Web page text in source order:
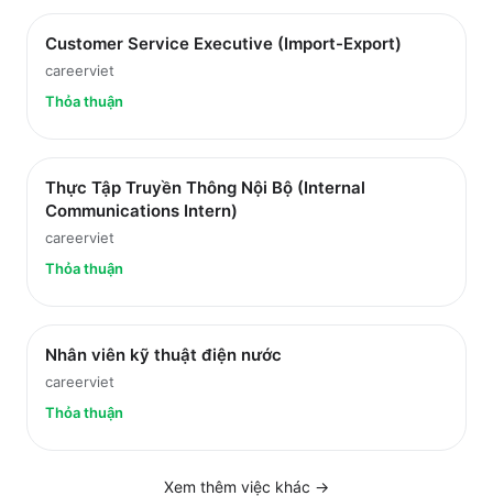
Customer Service Executive (Import-Export)
careerviet
Thỏa thuận
Thực Tập Truyền Thông Nội Bộ (Internal
Communications Intern)
careerviet
Thỏa thuận
Nhân viên kỹ thuật điện nước
careerviet
Thỏa thuận
Xem thêm việc khác →